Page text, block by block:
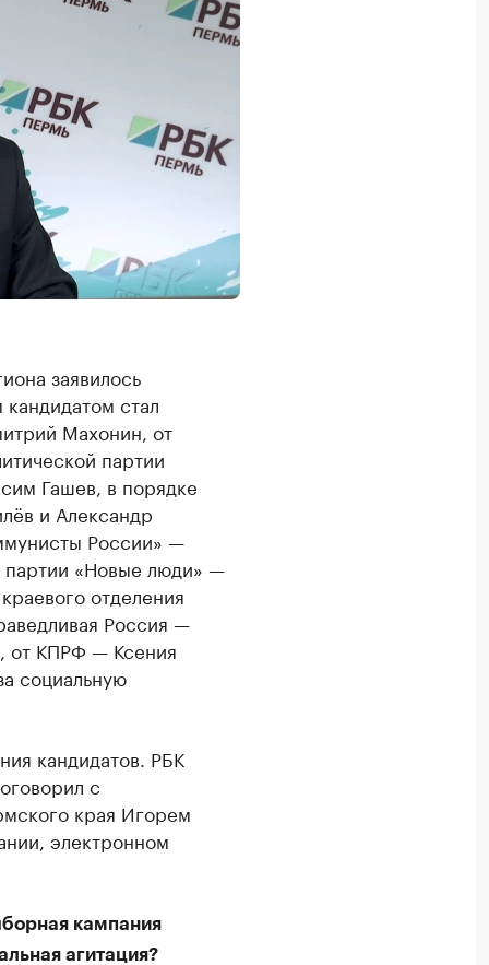
заявилось
стал
Махонин, от
партии
Гашев, в порядке
и Александр
России» —
партии «Новые люди» —
отделения
Россия —
от КПРФ — Ксения
социальную
кандидатов. РБК
с
края Игорем
электронном
кампания
агитация?